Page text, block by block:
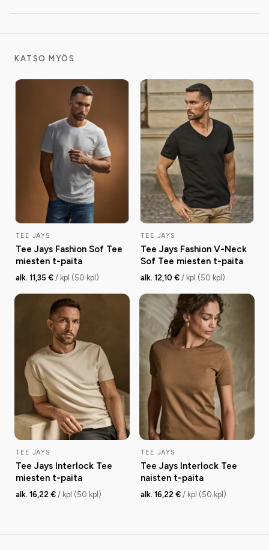
KATSO MYÖS
TEE JAYS
Tee Jays Fashion Sof Tee
miesten t-paita
alk. 11,35 € / kpl (50 kpl)
TEE JAYS
Tee Jays Fashion V-Neck
Sof Tee miesten t-paita
alk. 12,10 € / kpl (50 kpl)
TEE JAYS
Tee Jays Interlock Tee
miesten t-paita
alk. 16,22 € / kpl (50 kpl)
TEE JAYS
Tee Jays Interlock Tee
naisten t-paita
alk. 16,22 € / kpl (50 kpl)